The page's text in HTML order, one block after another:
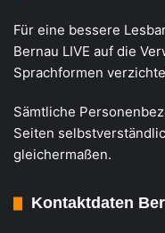
Für eine bessere
Bernau LIVE auf die
Sprachformen
Sämtliche
Seiten
gleichermaßen.
Kontaktdaten